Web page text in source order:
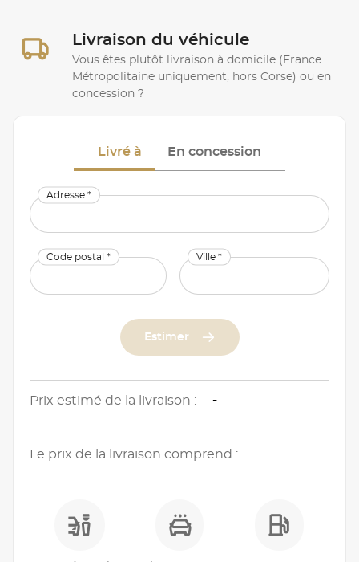
Livraison du véhicule
Vous êtes plutôt livraison à domicile (France
Métropolitaine uniquement, hors Corse) ou en
concession ?
Livré à En concession
Adresse *
Code postal * Ville *
Estimer
Prix estimé de la livraison : -
Le prix de la livraison comprend :